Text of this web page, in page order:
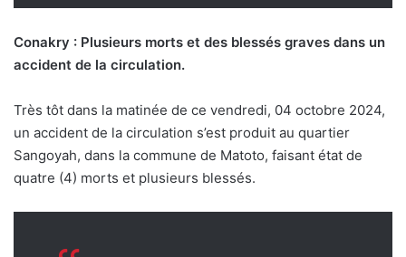
Conakry : Plusieurs morts et des blessés graves dans un
accident de la circulation.
Très tôt dans la matinée de ce vendredi, 04 octobre 2024,
un accident de la circulation s’est produit au quartier
Sangoyah, dans la commune de Matoto, faisant état de
quatre (4) morts et plusieurs blessés.